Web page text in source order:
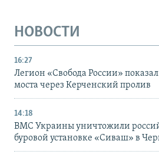
НОВОСТИ
16:27
Легион «Свобода России»
моста через Керченский пролив
14:18
ВМС Украины уничтожили
буровой установке «Сиваш» в